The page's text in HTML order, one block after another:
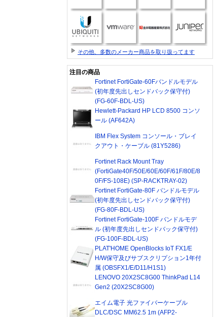
その他、多数のメーカー商品を取り扱ってます
注目の商品
Fortinet FortiGate-60Fバンドルモデル
(初年度先出しセンドバック保守付)
(FG-60F-BDL-US)
Hewlett-Packard HP LCD 8500 コンソ
ール (AF642A)
IBM Flex System コンソール・ブレイ
クアウト・ケーブル (81Y5286)
Fortinet Rack Mount Tray
(FortiGate40F/50E/60E/60F/61F/80E/8
0F/FS-108E) (SP-RACKTRAY-02)
Fortinet FortiGate-80F バンドルモデル
(初年度先出しセンドバック保守付)
(FG-80F-BDL-US)
Fortinet FortiGate-100F バンドルモデ
ル (初年度先出しセンドバック保守付)
(FG-100F-BDL-US)
PLAT'HOME OpenBlocks IoT FX1/E
H/W保守及びサブスクリプション1年付
属 (OBSFX1/E/D11/H1S1)
LENOVO 20X2SC8G00 ThinkPad L14
Gen2 (20X2SC8G00)
エイム電子 光ファイバーケーブル
DLC/DSC MM62.5 1m (AFP2-